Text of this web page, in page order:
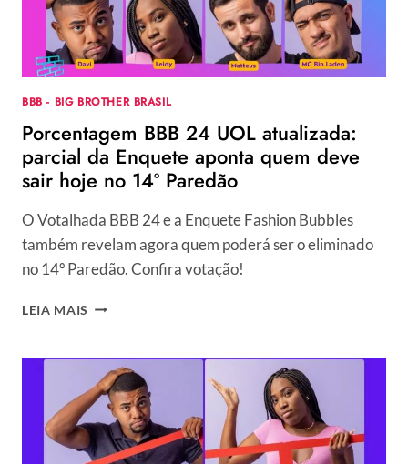
BBB - BIG BROTHER BRASIL
Porcentagem BBB 24 UOL atualizada:
parcial da Enquete aponta quem deve
sair hoje no 14º Paredão
O Votalhada BBB 24 e a Enquete Fashion Bubbles
também revelam agora quem poderá ser o eliminado
no 14º Paredão. Confira votação!
LEIA MAIS PORCENTAGEM
UOL
ATUALIZADA:
PARCIAL
DA
ENQUETE
APONTA